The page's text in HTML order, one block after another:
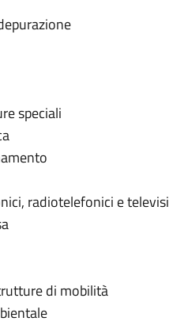
speciali
radiotelefonici e
di mobilità